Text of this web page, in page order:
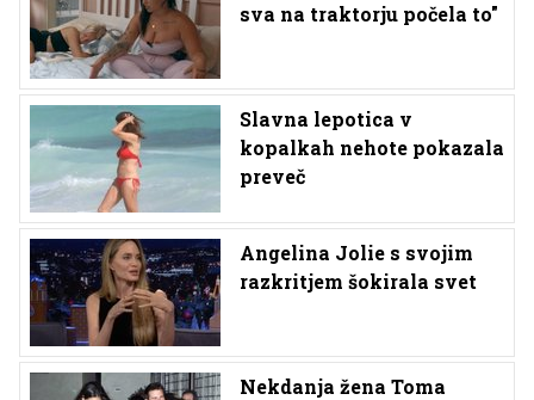
sva na traktorju počela to"
Slavna lepotica v
kopalkah nehote pokazala
preveč
Angelina Jolie s svojim
razkritjem šokirala svet
Nekdanja žena Toma